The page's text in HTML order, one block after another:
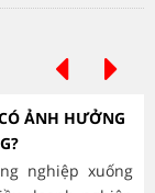
ẢNH HƯỞNG
nghiệp xuống